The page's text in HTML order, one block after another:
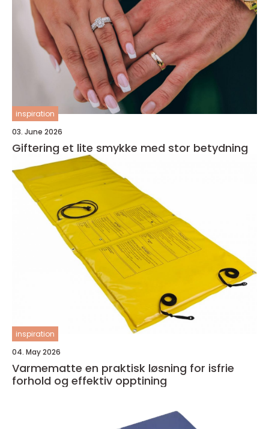
inspiration
03. June 2026
Giftering et lite smykke med stor betydning
inspiration
04. May 2026
Varmematte en praktisk løsning for isfrie
forhold og effektiv opptining